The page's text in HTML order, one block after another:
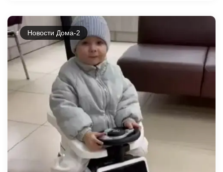
Новости Дома-2